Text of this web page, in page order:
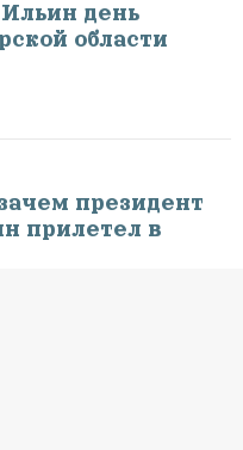
день
области
президент
прилетел в